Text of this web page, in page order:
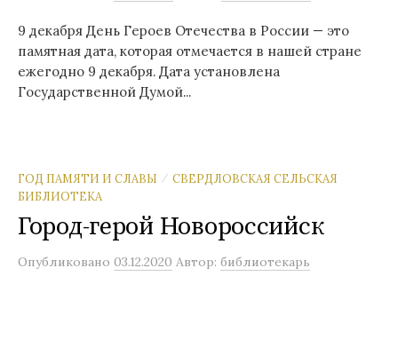
9 декабря День Героев Отечества в России — это
памятная дата, которая отмечается в нашей стране
ежегодно 9 декабря. Дата установлена
Государственной Думой...
ГОД ПАМЯТИ И СЛАВЫ / СВЕРДЛОВСКАЯ СЕЛЬСКАЯ
БИБЛИОТЕКА
Город-герой Новороссийск
Опубликовано 03.12.2020 Автор: библиотекарь